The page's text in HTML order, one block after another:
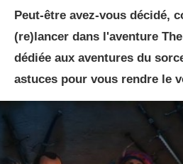
Peut-être avez-vous décidé,
(re)lancer dans l'aventure
dédiée aux aventures du
astuces pour vous rendre le